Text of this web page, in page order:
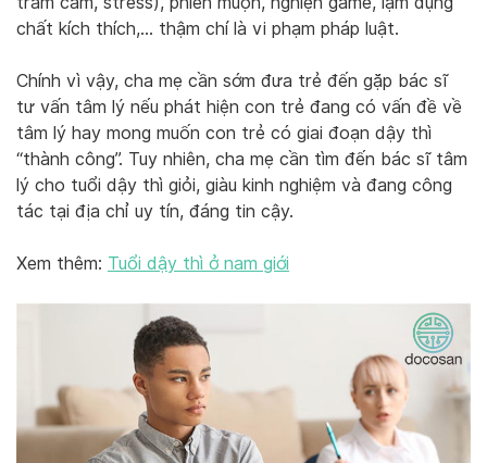
chất kích thích,… thậm chí là vi phạm pháp luật.
Chính vì vậy, cha mẹ cần sớm đưa trẻ đến gặp bác sĩ
tư vấn tâm lý nếu phát hiện con trẻ đang có vấn đề về
tâm lý hay mong muốn con trẻ có giai đoạn dậy thì
“thành công”. Tuy nhiên, cha mẹ cần tìm đến bác sĩ tâm
lý cho tuổi dậy thì giỏi, giàu kinh nghiệm và đang công
tác tại địa chỉ uy tín, đáng tin cậy.
Xem thêm: Tuổi dậy thì ở nam giới